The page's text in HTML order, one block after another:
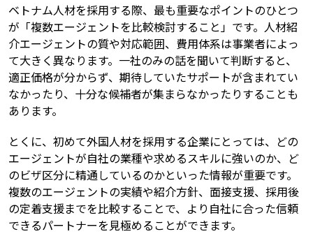
ベトナム人材を採用する際、最も重要なポイントのひとつ
が「複数エージェントを比較検討すること」です。人材紹
介エージェントの質や対応範囲、費用体系は事業者によっ
て大きく異なります。一社のみの話を聞いて判断すると、
適正価格が分からず、期待していたサポートが含まれてい
なかったり、十分な候補者が集まらなかったりすることも
あります。
とくに、初めて外国人材を採用する企業にとっては、どの
エージェントが自社の業種や求めるスキルに強いのか、ど
のビザ区分に精通しているのかといった情報が重要です。
複数のエージェントの実績や紹介方針、面接支援、採用後
の定着支援までを比較することで、より自社に合った信頼
できるパートナーを見極めることができます。